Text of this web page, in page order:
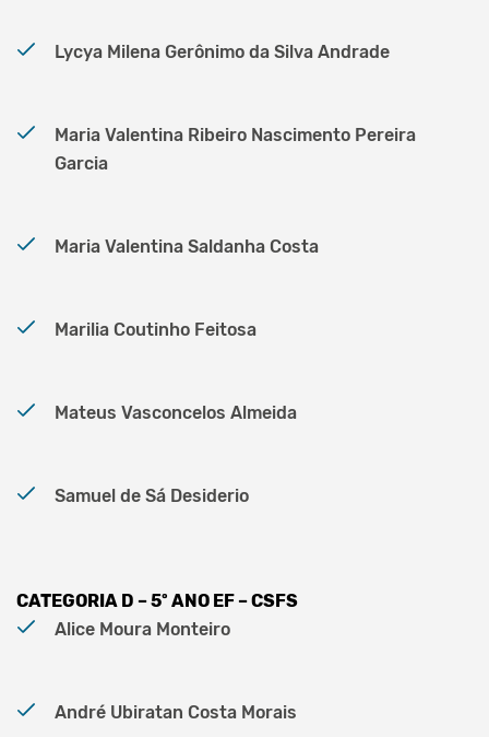
Lycya Milena Gerônimo da Silva Andrade
Maria Valentina Ribeiro Nascimento Pereira
Garcia
Maria Valentina Saldanha Costa
Marilia Coutinho Feitosa
Mateus Vasconcelos Almeida
Samuel de Sá Desiderio
CATEGORIA D – 5º ANO EF – CSFS
Alice Moura Monteiro
André Ubiratan Costa Morais